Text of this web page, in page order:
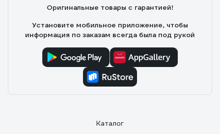
Оригинальные товары с гарантией!
Установите мобильное приложение, чтобы
информация по заказам всегда была под рукой
Каталог